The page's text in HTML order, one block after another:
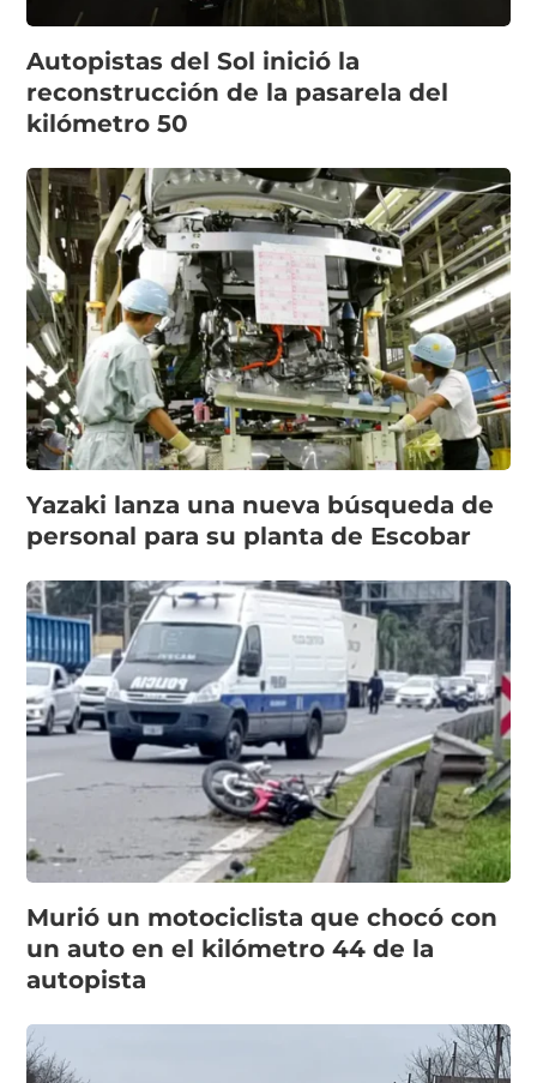
Autopistas del Sol inició la
reconstrucción de la pasarela del
kilómetro 50
Yazaki lanza una nueva búsqueda de
personal para su planta de Escobar
Murió un motociclista que chocó con
un auto en el kilómetro 44 de la
autopista